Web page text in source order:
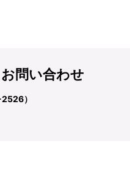
問い合わせ
）